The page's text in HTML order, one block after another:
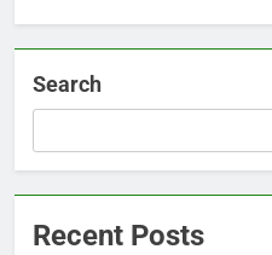
Search
Recent Posts